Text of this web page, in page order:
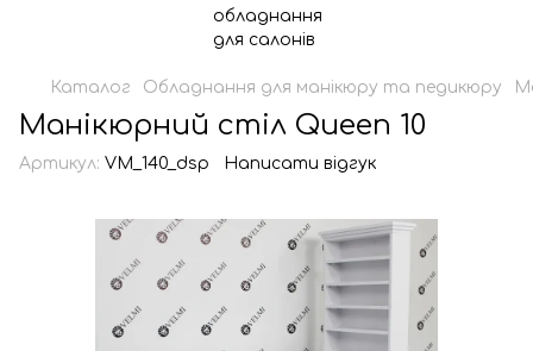
Каталог Обладнання для манікюру та педикюру
Манікюрний стіл Queen 10
Артикул: VM_140_dsp Написати відгук